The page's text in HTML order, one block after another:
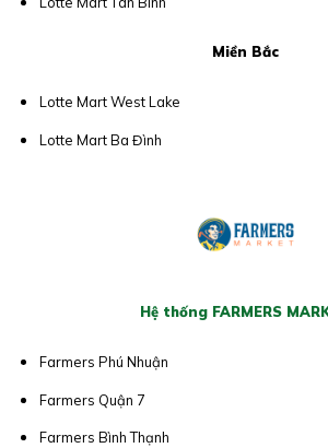
Miền Bắc
Lotte Mart West Lake
Lotte Mart Ba Đình
Hệ thống FARMERS
Farmers Phú Nhuận
Farmers Quận 7
Farmers Bình Thạnh